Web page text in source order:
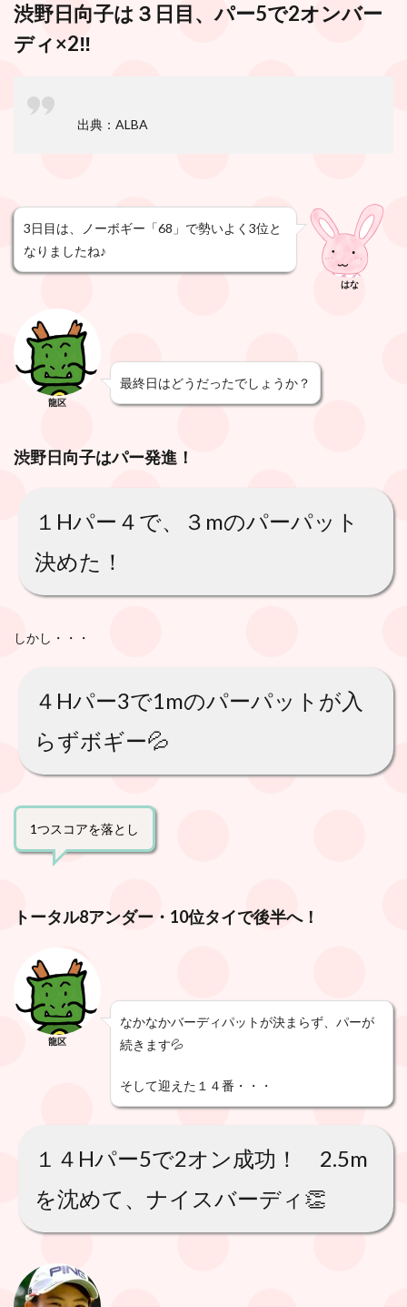
渋野日向子は３日目、パー5で2オンバー
ディ×2‼️
出典：ALBA
3日目は、ノーボギー「68」で勢いよく3位と
なりましたね♪
はな
龍区
最終日はどうだったでしょうか？
渋野日向子はパー発進！
１Hパー４で、３mのパーパット
決めた！
しかし・・・
４Hパー3で1mのパーパットが入
らずボギー💦
1つスコアを落とし
トータル8アンダー・10位タイで後半へ！
龍区
なかなかバーディパットが決まらず、パーが
続きます💦
そして迎えた１４番・・・
１４Hパー5で2オン成功！ 2.5m
を沈めて、ナイスバーディ👏